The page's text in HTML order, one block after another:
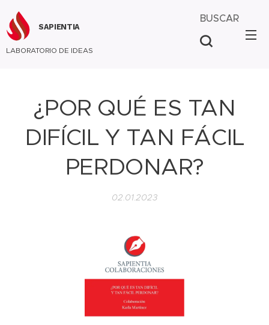
SAPIENTIA
LABORATORIO DE IDEAS
BUSCAR
¿POR QUÉ ES TAN
DIFÍCIL Y TAN FÁCIL
PERDONAR?
02.01.2023